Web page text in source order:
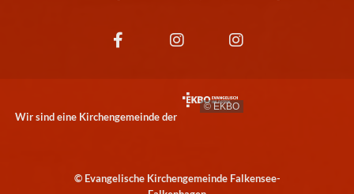
Wir sind eine Kirchengemeinde der
© EKBO
© Evangelische Kirchengemeinde Falkensee-